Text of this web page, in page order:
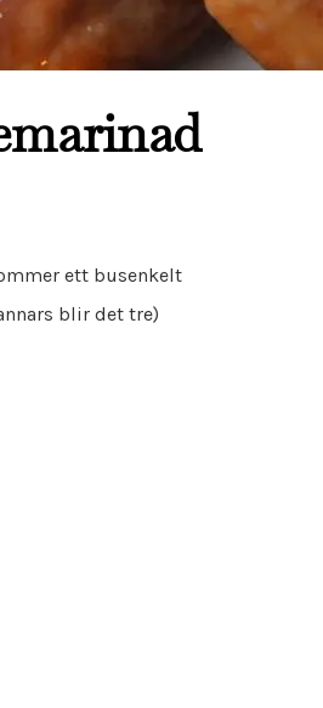
ett busenkelt
blir det tre)